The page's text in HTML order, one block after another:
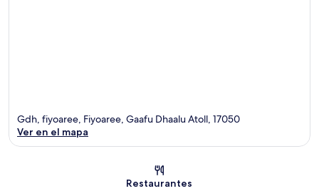
Sección del mapa
Gdh, fiyoaree, Fiyoaree, Gaafu Dhaalu Atoll, 17050
Ver en el mapa
Restaurantes